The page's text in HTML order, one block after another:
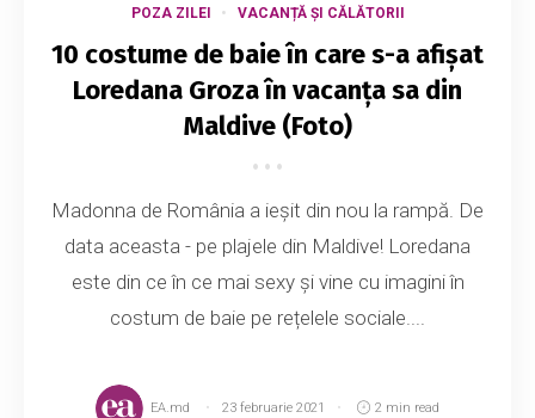
POZA ZILEI
VACANȚĂ ȘI CĂLĂTORII
10 costume de baie în care s-a afișat
Loredana Groza în vacanța sa din
Maldive (Foto)
Madonna de România a ieșit din nou la rampă. De
data aceasta - pe plajele din Maldive! Loredana
este din ce în ce mai sexy și vine cu imagini în
costum de baie pe rețelele sociale....
EA.md 23 februarie 2021 2 min read